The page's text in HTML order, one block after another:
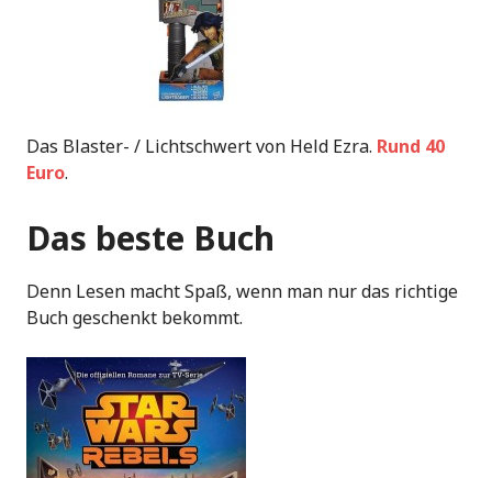
Das Blaster- / Lichtschwert von Held Ezra. Rund 40
Euro.
Das beste Buch
Denn Lesen macht Spaß, wenn man nur das richtige
Buch geschenkt bekommt.